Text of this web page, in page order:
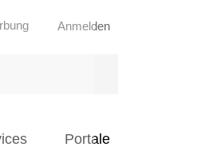
Anmelden
Portale